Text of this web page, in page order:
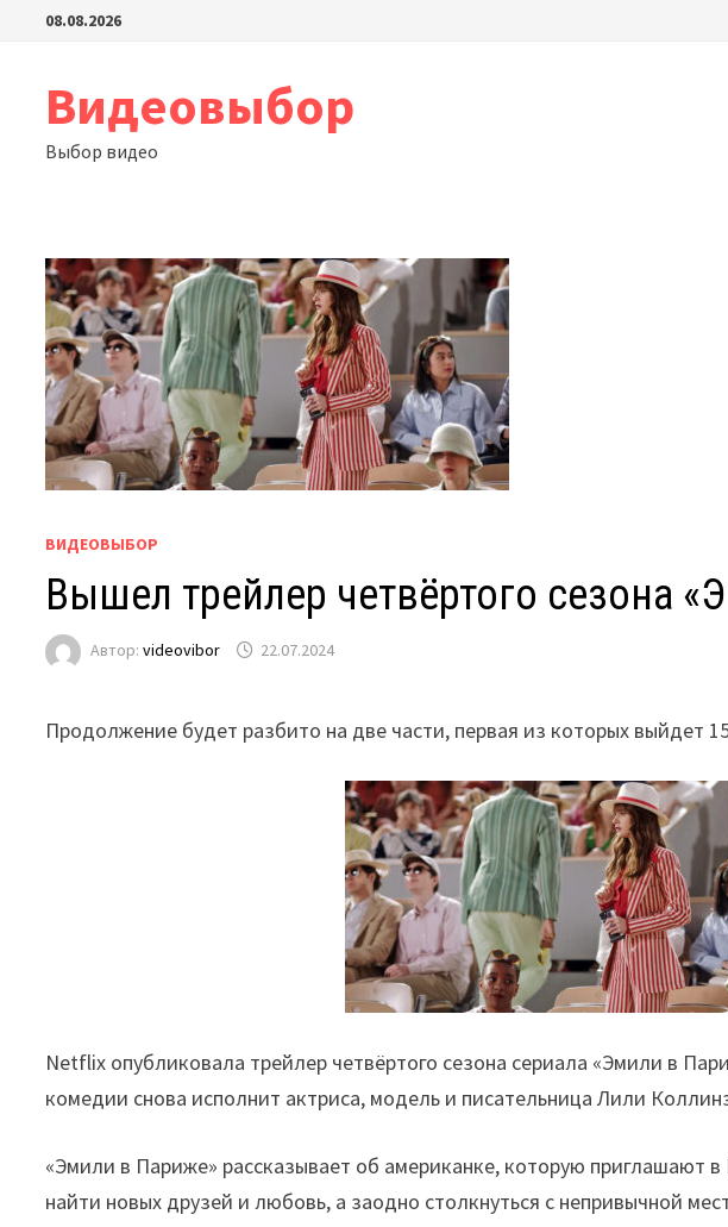
Перейти08.08.2026
Видеовыбор
Выбор видео
ВИДЕОВЫБОР
Вышел трейлер четвёртого сезона
Автор:videovibor 22.07.2024
Продолжение будет разбито на две части, первая из которых выйдет 15
Netflix опубликовала трейлер четвёртого сезона сериала «Эмили в
комедии снова исполнит актриса, модель и писательница Лили
«Эмили в Париже» рассказывает об американке, которую приглашают
найти новых друзей и любовь, а заодно столкнуться с непривычной